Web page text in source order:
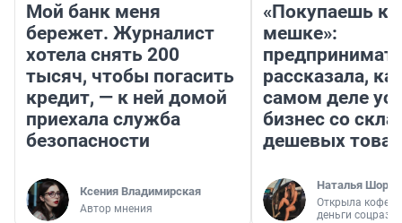
Мой банк меня
бережет. Журналист
хотела снять 200
тысяч, чтобы погасить
кредит, — к ней домой
приехала служба
безопасности
Ксения Владимирская
Автор мнения
«Покупаешь
мешке»:
рассказала,
самом деле
бизнес со
дешевых
Наталья
Открыла
деньги